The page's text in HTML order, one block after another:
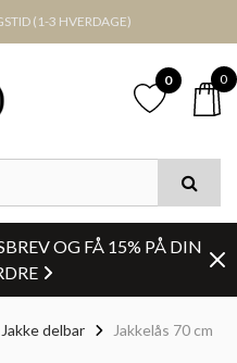
(1-3 HVERDAGE)
0 0
OG FÅ 15% PÅ DIN
Jakke delbar
Jakkelås 70 cm